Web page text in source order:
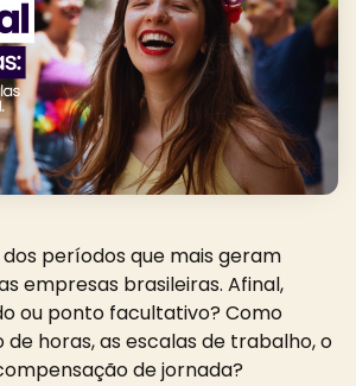
períodos que mais geram
empresas brasileiras. Afinal,
ou ponto facultativo? Como
horas, as escalas de trabalho, o
de jornada?